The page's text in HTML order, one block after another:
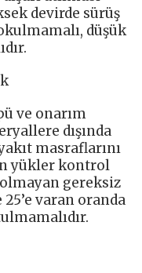
devirde sürüş
düşük
ve onarım
dışında
masraflarını
yükler kontrol
gereksiz
varan oranda